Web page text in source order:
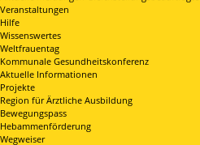
Veranstaltungen
Hilfe
Wissenswertes
Weltfrauentag
Kommunale Gesundheitskonferenz
Aktuelle Informationen
Projekte
Region für Ärztliche Ausbildung
Bewegungspass
Hebammenförderung
Wegweiser